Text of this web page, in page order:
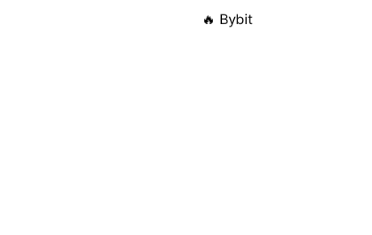
🔥 Bybit